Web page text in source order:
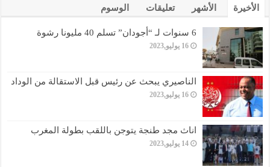
الأخيرة الأشهر تعليقات الوسوم
6 سنوات لـ “أجودان” تسلم 40 مليونا رشوة
16 يوليو,2023
الناصيري يبحث عن رئيس قبل الاستقالة من الوداد
16 يوليو,2023
اناث مجد طنجة يتوجن باللقب بطولة المغرب
14 يوليو,2023